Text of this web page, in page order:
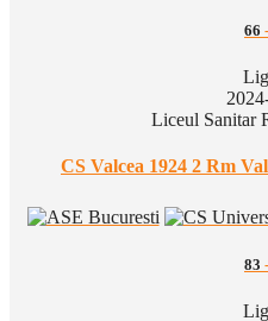
66 -
Liceul Sanitar
CS Valcea 1924 2 Rm
83 -